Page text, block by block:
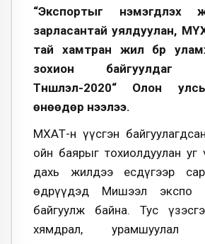
“Экспортыг нэмэгдүүлэх
зарласантай уялдуулан,
тай хамтран жил бүр
зохион байгуулдаг
Түншлэл-2020“ Олон
өнөөдөр нээлээ.
МҮХАҮТ-н үүсгэн
ойн баярыг тохиолдуулан уг
дахь жилдээ есдүгээр
өдрүүдэд Мишээл экспо
байгуулж байна. Тус
хямдрал, урамшуулал